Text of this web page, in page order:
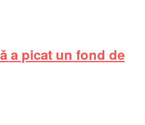
a picat un fond de